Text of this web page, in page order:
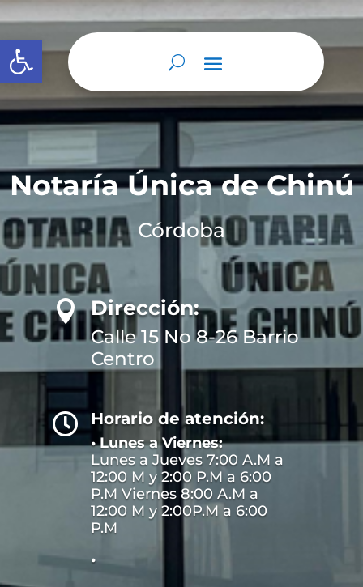
Abrir barra de herramientas
Notaría Única de Chinú
Córdoba
 Dirección:
Calle 15 No 8-26 Barrio
Centro
 Horario de atención:
• Lunes a Viernes:
Lunes a Jueves 7:00 A.M a
12:00 M y 2:00 P.M a 6:00
P.M Viernes 8:00 A.M a
12:00 M y 2:00P.M a 6:00
P.M
•